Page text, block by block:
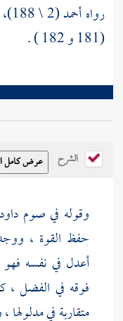
(181 و 182 ) .
الشرح
وقوله في صوم داود
حفظ القوة ،
أعدل في نفسه
فوقه في الفضل ،
متقاربة في